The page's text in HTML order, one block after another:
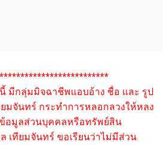
มีกลุ่มมิจฉาชีพแอบอ้าง ชื่อ และ รูป
มจันทร์ กระทำการหลอกลวงให้หลง
ข้อมูลส่วนบุคคลหรือทรัพย์สิน
เทียมจันทร์ ขอเรียนว่าไม่มีส่วน